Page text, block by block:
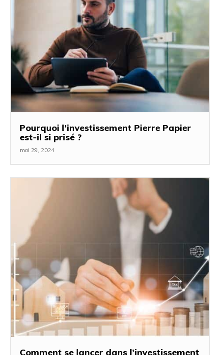
Pourquoi l’investissement Pierre Papier
est-il si prisé ?
mai 29, 2024
Comment se lancer dans l’investissement